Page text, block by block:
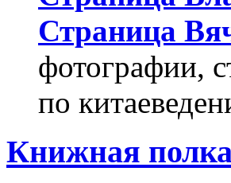
Страница
фотографии,
по
Книжная